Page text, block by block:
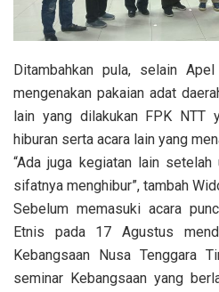
Ditambahkan pula, selain
mengenakan pakaian adat
lain yang dilakukan FPK NTT
hiburan serta acara lain yang
“Ada juga kegiatan lain
sifatnya menghibur”, tambah
Sebelum memasuki acara
Etnis pada 17 Agustus
Kebangsaan Nusa Tenggara
seminar Kebangsaan yang